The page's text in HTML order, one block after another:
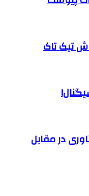
تیک تاک
در مقابل